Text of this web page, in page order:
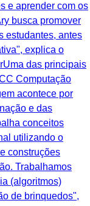
e aprender com os
busca promover
estudantes, antes
explica o
das principais
Computação
acontece por
e das
conceitos
utilizando o
construções
Trabalhamos
(algoritmos)
de brinquedos",